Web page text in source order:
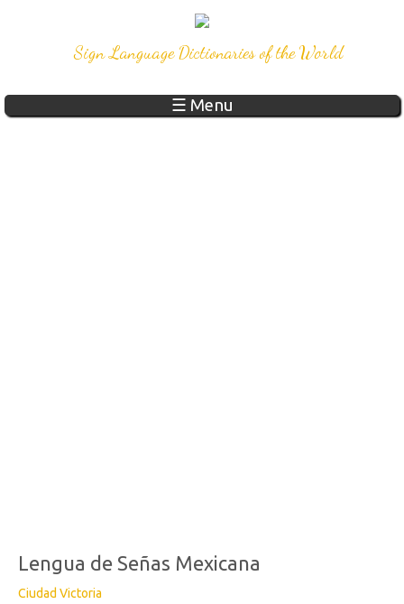
Sign Language Dictionaries of the World
☰ Menu
Lengua de Señas Mexicana
Ciudad Victoria